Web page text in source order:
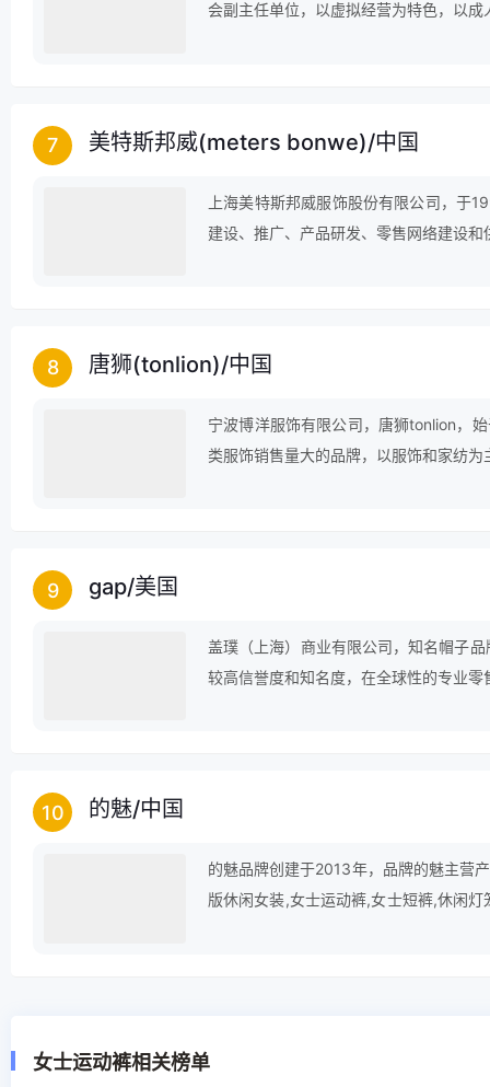
会副主任单位，以虚拟经营为特色，以
7 美特斯邦威(meters bonwe)/中国
上海美特斯邦威服饰股份有限公司，于
建设、推广、产品研发、零售网络建设
8 唐狮(tonlion)/中国
宁波博洋服饰有限公司，唐狮tonlion，
类服饰销售量大的品牌，以服饰和家纺为
9 gap/美国
盖璞（上海）商业有限公司，知名帽子
较高信誉度和知名度，在全球性的专业零
10 的魅/中国
的魅品牌创建于2013年，品牌的魅主营
版休闲女装,女士运动裤,女士短裤,休闲
女士运动裤相关榜单